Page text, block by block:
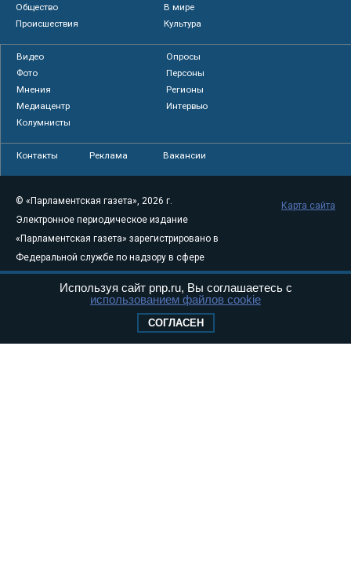
Общество
В мире
Происшествия
Культура
Видео
Опросы
Фото
Персоны
Мнения
Регионы
Медиацентр
Интервью
Колумнисты
Контакты Реклама Вакансии
© «Парламентская газета», 2026 г.
Электронное периодическое издание
«Парламентская газета» зарегистрировано в
Федеральной службе по надзору в сфере
связи, информационных технологий и
массовых коммуникаций (Роскомнадзор) 05
Свидетельство о регистрации Эл № ФС77-
Карта сайта
Используя сайт pnp.ru, Вы соглашаетесь с
использованием файлов cookie
СОГЛАСЕН